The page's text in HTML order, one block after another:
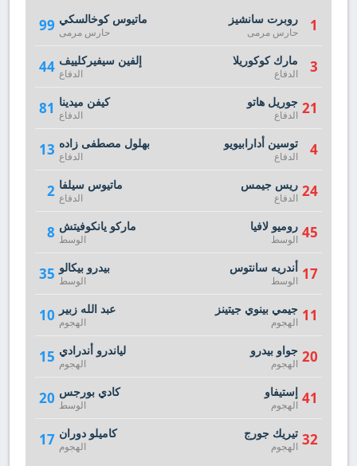
99 ماتيوس كوخالسكي
حارس مرمى
44 إلفين سيفيركلييف
الدفاع
81 كيفن ميدينا
الدفاع
13 بهلول مصطفى زاده
الدفاع
2 ماتيوس سيلفا
الدفاع
8 ماركو يانكوفيتش
الوسط
35 بيدرو بيكالو
الوسط
10 عبد الله زبير
الهجوم
15 لياندرو أندرادي
الهجوم
20 كادي بورجس
الوسط
17 كاميلو دوران
الهجوم
1 روبرت سانشيز
حارس مرمى
3 مارك كوكوريلا
الدفاع
21 جوريل هاتو
الدفاع
4 توسين أدارابيويو
الدفاع
24 ريس جيمس
الدفاع
45 روميو لافيا
الوسط
17 أندريه سانتوس
الوسط
11 جيمي بينوي جيتينز
الهجوم
20 جواو بيدرو
الهجوم
41 إستيفاو
الهجوم
32 تيريك جورج
الهجوم